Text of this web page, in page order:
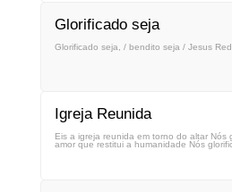
Glorificado seja
Glorificado seja, / bendito seja / Jesus
Igreja Reunida
Eis a igreja reunida em torno do altar Nós
amor que restitui a humanidade Nós